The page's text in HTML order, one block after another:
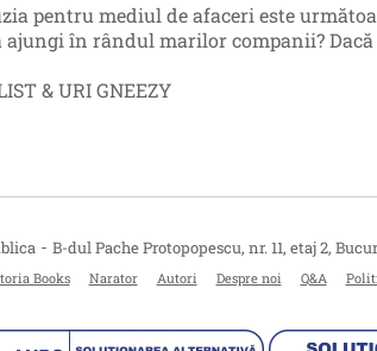
pentru mediul de afaceri este
ajungi în rândul marilor companii?
& URI GNEEZY
- B-dul Pache Protopopescu, nr. 11, etaj 2,
Books Narator Autori Despre noi Q&A